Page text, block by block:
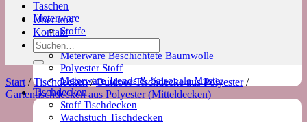
Taschen
Meterware
Stoffe
Wachstuch Stoff
Meterware Beschichtete Baumwolle
Polyester Stoff
Meterware Trends & Saisonale Muster
Tischdecken
Stoff Tischdecken
Wachstuch Tischdecken
Über uns
Kontakt
Suchen
nach:
Start / Tischdecken / Outdoor Tischdecke aus Polyester /
Gartentischdecken aus Polyester (Mitteldecken)